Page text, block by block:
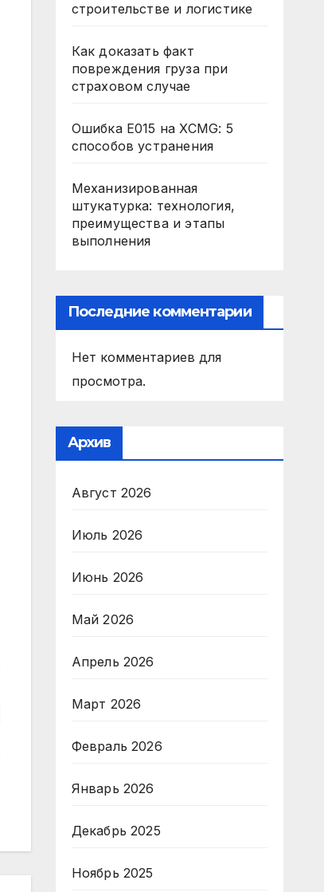
строительстве и логистике
Как доказать факт
повреждения груза при
страховом случае
Ошибка E015 на XCMG: 5
способов устранения
Механизированная
штукатурка: технология,
преимущества и этапы
выполнения
Последние комментарии
Нет комментариев для
просмотра.
Архив
Август 2026
Июль 2026
Июнь 2026
Май 2026
Апрель 2026
Март 2026
Февраль 2026
Январь 2026
Декабрь 2025
Ноябрь 2025